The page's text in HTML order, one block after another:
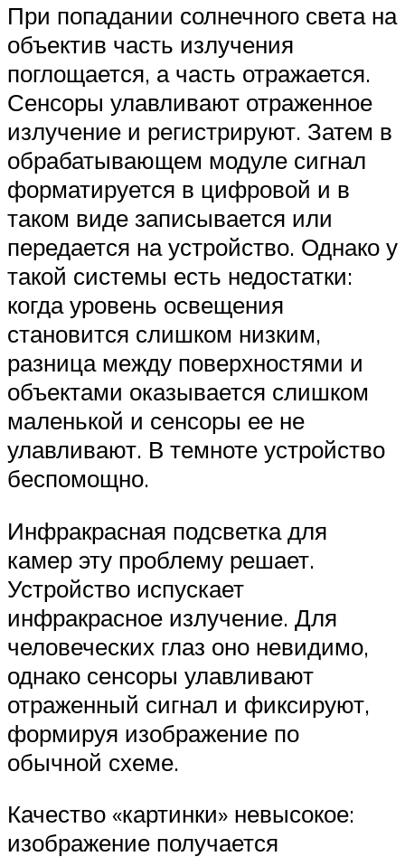
При попадании солнечного света на
объектив часть излучения
поглощается, а часть отражается.
Сенсоры улавливают отраженное
излучение и регистрируют. Затем в
обрабатывающем модуле сигнал
форматируется в цифровой и в
таком виде записывается или
передается на устройство. Однако у
такой системы есть недостатки:
когда уровень освещения
становится слишком низким,
разница между поверхностями и
объектами оказывается слишком
маленькой и сенсоры ее не
улавливают. В темноте устройство
беспомощно.
Инфракрасная подсветка для
камер эту проблему решает.
Устройство испускает
инфракрасное излучение. Для
человеческих глаз оно невидимо,
однако сенсоры улавливают
отраженный сигнал и фиксируют,
формируя изображение по
обычной схеме.
Качество «картинки» невысокое:
изображение получается